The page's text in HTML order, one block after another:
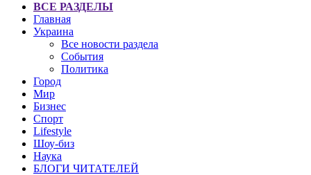
ВСЕ РАЗДЕЛЫ
Главная
Украина
Все новости раздела
События
Политика
Город
Мир
Бизнес
Спорт
Lifestyle
Шоу-биз
Наука
БЛОГИ ЧИТАТЕЛЕЙ